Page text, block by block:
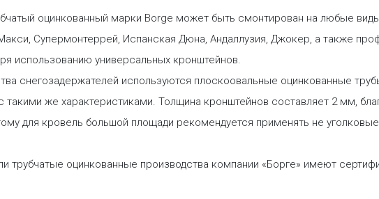
оцинкованный марки Borge может быть смонтирован на любые
Супермонтеррей, Испанская Дюна, Андаллузия, Джокер, а также
использованию универсальных кронштейнов.
снегозадержателей используются плоскоовальные оцинкованные
такими же характеристиками. Толщина кронштейнов составляет 2 мм,
для кровель большой площади рекомендуется применять не
трубчатые оцинкованные производства компании «Борге» имеют